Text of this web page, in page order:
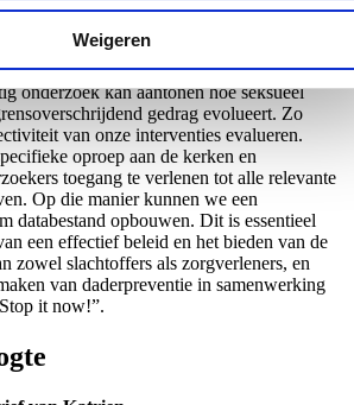
Weigeren
misbruik en grensoverschrijdend
aanpak met voldoende en
Jean-Jacques De Gucht (Open Vld). “Het
onderzoek kan aantonen hoe seksueel
gedrag evolueert. Zo
van onze interventies evalueren.
oproep aan de kerken en
toegang te verlenen tot alle relevante
Op die manier kunnen we een
databestand opbouwen. Dit is essentieel
een effectief beleid en het bieden van de
zowel slachtoffers als zorgverleners, en
van daderpreventie in samenwerking
it now!”.